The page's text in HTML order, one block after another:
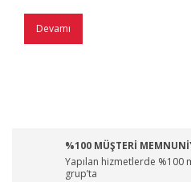
Devamı
%100 MÜŞTERİ
Yapılan hizmetlerde %100
grup’ta